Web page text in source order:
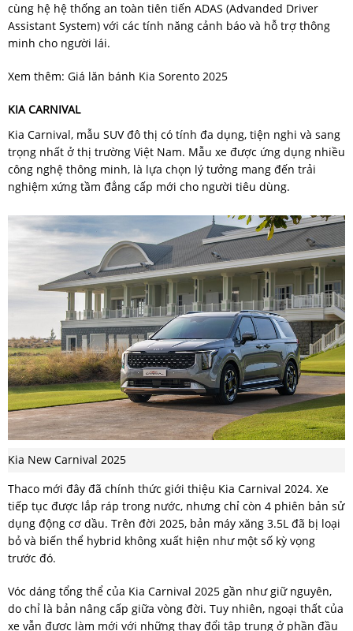
cùng hệ hệ thống an toàn tiên tiến ADAS (Advanded Driver
Assistant System) với các tính năng cảnh báo và hỗ trợ thông
minh cho người lái.
Xem thêm: Giá lăn bánh Kia Sorento 2025
KIA CARNIVAL
Kia Carnival, mẫu SUV đô thị có tính đa dụng, tiện nghi và sang
trọng nhất ở thị trường Việt Nam. Mẫu xe được ứng dụng nhiều
công nghệ thông minh, là lựa chọn lý tưởng mang đến trải
nghiệm xứng tầm đẳng cấp mới cho người tiêu dùng.
Kia New Carnival 2025
Thaco mới đây đã chính thức giới thiệu Kia Carnival 2024. Xe
tiếp tục được lắp ráp trong nước, nhưng chỉ còn 4 phiên bản sử
dụng động cơ dầu. Trên đời 2025, bản máy xăng 3.5L đã bị loại
bỏ và biến thể hybrid không xuất hiện như một số kỳ vọng
trước đó.
Vóc dáng tổng thể của Kia Carnival 2025 gần như giữ nguyên,
do chỉ là bản nâng cấp giữa vòng đời. Tuy nhiên, ngoại thất của
xe vẫn được làm mới với những thay đổi tập trung ở phần đầu